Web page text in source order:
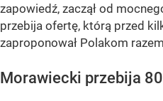
zapowiedź, zaczął od
przebija ofertę, którą przed
zaproponował Polakom
Morawiecki przebija